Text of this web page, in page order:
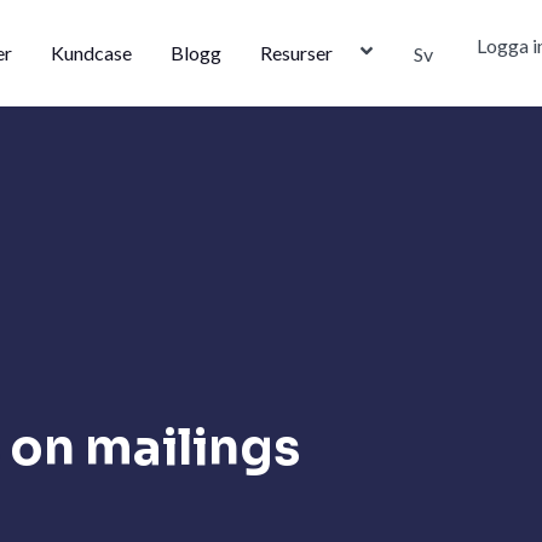
Kundcase Blogg Resurser Sv Logga
mailings